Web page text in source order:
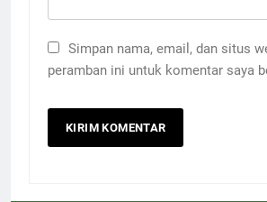
Simpan nama, email, dan situs
peramban ini untuk komentar saya